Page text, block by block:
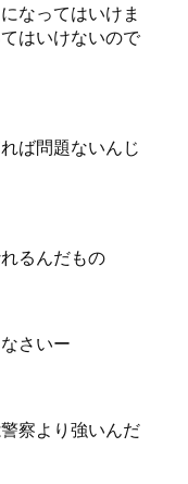
なってはいけま
はいけないので
ば問題ないんじ
るんだもの
さいー
察より強いんだ